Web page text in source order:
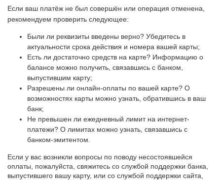
Если ваш платёж не был совершён или операция отменена,
рекомендуем проверить следующее:
Были ли реквизиты введены верно? Убедитесь в
актуальности срока действия и номера вашей карты;
Есть ли достаточно средств на карте? Информацию о
балансе можно получить, связавшись с банком,
выпустившим карту;
Разрешены ли онлайн-оплаты по вашей карте? О
возможностях карты можно узнать, обратившись в ваш
банк;
Не превышен ли ежедневный лимит на интернет-
платежи? О лимитах можно узнать, связавшись с
банком-эмитентом.
Если у вас возникли вопросы по поводу несостоявшейся
оплаты, пожалуйста, свяжитесь со службой поддержки банка,
выпустившего вашу карту, или со службой поддержки сайта,